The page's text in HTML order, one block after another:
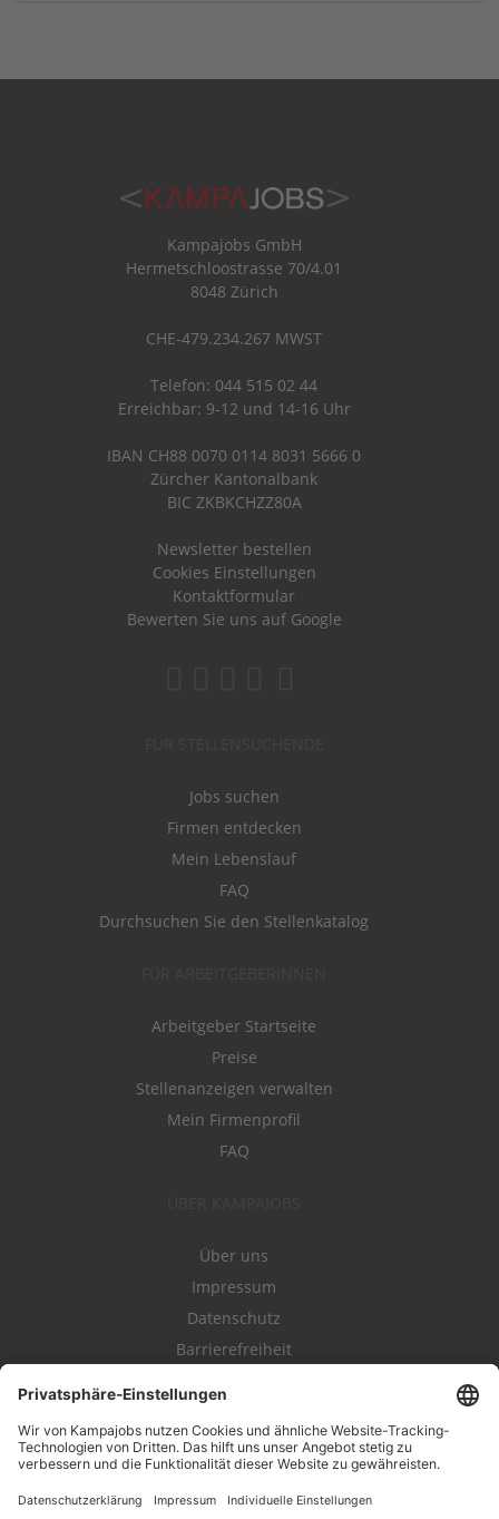
Kampajobs GmbH
Hermetschloostrasse 70/4.01
8048 Zürich
CHE-479.234.267 MWST
Telefon: 044 515 02 44
Erreichbar: 9-12 und 14-16 Uhr
IBAN CH88 0070 0114 8031 5666 0
Zürcher Kantonalbank
BIC ZKBKCHZZ80A
Newsletter bestellen
Cookies Einstellungen
Kontaktformular
Bewerten Sie uns auf Google
Jobs suchen
Firmen entdecken
Mein Lebenslauf
FAQ
Durchsuchen Sie den Stellenkatalog
Arbeitgeber Startseite
Preise
Stellenanzeigen verwalten
Mein Firmenprofil
FAQ
Über uns
Impressum
Datenschutz
Barrierefreiheit
Kampahire
Kampagnenforum
LeadNow